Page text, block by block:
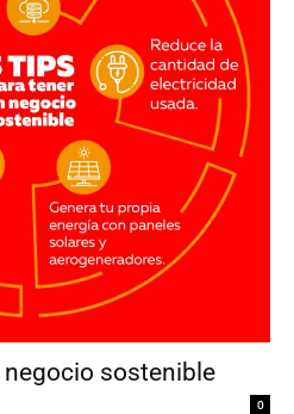
sostenible
0